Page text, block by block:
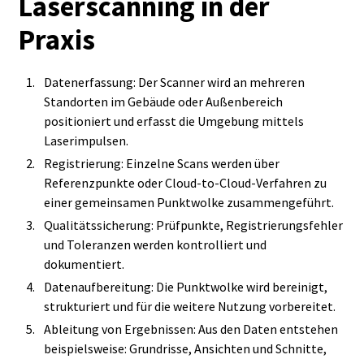
Praxis
Datenerfassung: Der Scanner wird an mehreren
Standorten im Gebäude oder Außenbereich
positioniert und erfasst die Umgebung mittels
Laserimpulsen.
Registrierung: Einzelne Scans werden über
Referenzpunkte oder Cloud-to-Cloud-Verfahren zu
einer gemeinsamen Punktwolke zusammengeführt.
Qualitätssicherung: Prüfpunkte, Registrierungsfehler
und Toleranzen werden kontrolliert und
dokumentiert.
Datenaufbereitung: Die Punktwolke wird bereinigt,
strukturiert und für die weitere Nutzung vorbereitet.
Ableitung von Ergebnissen: Aus den Daten entstehen
beispielsweise: Grundrisse, Ansichten und Schnitte,